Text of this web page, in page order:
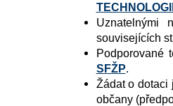
Uznatelnými
souvisejících
Podporované
SFŽP.
Žádat o dotaci
občany